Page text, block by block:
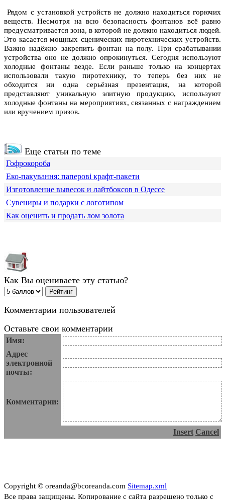
Рядом с установкой устройств не должно находиться горючих
веществ. Несмотря на всю безопасность фонтанов всё равно
предусматривается зона, в которой не должно находиться людей.
Это касается мощных сценических пиротехнических устройств.
Важно надёжно закрепить фонтан на полу. При срабатывании
устройства оно не должно опрокинуться. Сегодня используют
холодные фонтаны везде. Если раньше только на концертах
использовали такую пиротехнику, то теперь без них не
обходится ни одна серьёзная презентация, на которой
представляют уникальную элитную продукцию, используют
холодные фонтаны на мероприятиях, связанных с награждением
или вручением призов.
Еще статьи по теме
Гофрокороба
Еко-пакування: паперові крафт-пакети
Изготовление вывесок и лайтбоксов в Одессе
Сувениры и подарки с логотипом
Как оценить и продать лом золота
Как Вы оцениваете эту статью?
Комментарии пользователей
Оставьте свои комментарии
Имя:
Адрес
электронной
почты:
Комментарии:
Insert Cancel
Copyright © oreanda@bcoreanda.com Sitemap.xml
Все права защищены. Копирование с сайта разрешено только с